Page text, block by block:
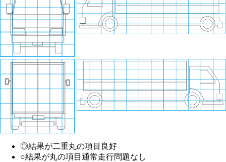
◎結果が二重丸の項目 良好
○結果が丸の項目 通常走行問題なし